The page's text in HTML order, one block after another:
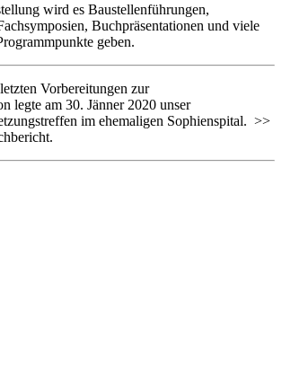
wird es Baustellenführungen,
Buchpräsentationen und viele
geben.
Vorbereitungen zur
legte am 30. Jänner 2020 unser
im ehemaligen Sophienspital. >>